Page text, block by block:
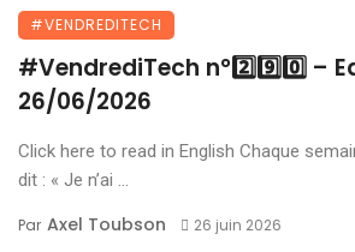
#VENDREDITECH
#VendrediTech n°2️⃣9️⃣0️⃣ –
26/06/2026
Click here to read in English Chaque
dit : « Je n’ai ...
Par Axel Toubson 26 juin 2026